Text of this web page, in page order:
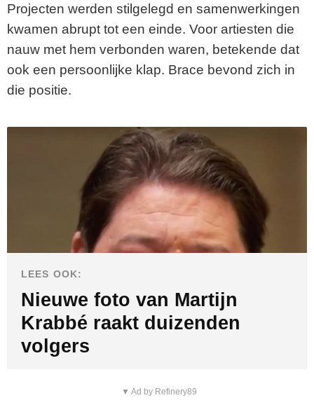
Projecten werden stilgelegd en samenwerkingen
kwamen abrupt tot een einde. Voor artiesten die
nauw met hem verbonden waren, betekende dat
ook een persoonlijke klap. Brace bevond zich in
die positie.
LEES OOK:
Nieuwe foto van Martijn
Krabbé raakt duizenden
volgers
▼ Ad by Refinery89